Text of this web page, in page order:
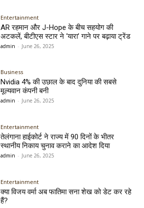
Entertainment
AR रहमान और J-Hope के बीच सहयोग की
अटकलें, बीटीएस स्टार ने ‘यारा’ गाने पर बढ़ाया ट्रेंड
admin - June 26, 2025
Business
Nvidia 4% की उछाल के बाद दुनिया की सबसे
मूल्यवान कंपनी बनी
admin - June 26, 2025
Entertainment
तेलंगाना हाईकोर्ट ने राज्य में 90 दिनों के भीतर
स्थानीय निकाय चुनाव कराने का आदेश दिया
admin - June 26, 2025
Entertainment
क्या विजय वर्मा अब फातिमा सना शेख को डेट कर रहे
हैं?